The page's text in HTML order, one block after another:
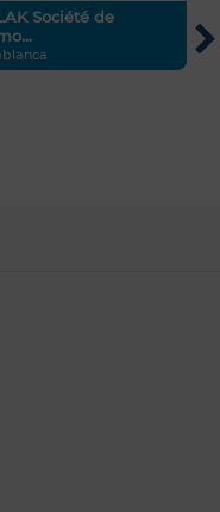
Société de